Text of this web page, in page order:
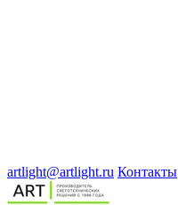
artlight@artlight.ru Контакты